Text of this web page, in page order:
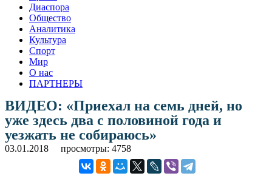
Диаспора
Общество
Аналитика
Культура
Спорт
Мир
О нас
ПАРТНЕРЫ
ВИДЕО: «Приехал на семь дней, но
уже здесь два с половиной года и
уезжать не собираюсь»
03.01.2018 просмотры: 4758